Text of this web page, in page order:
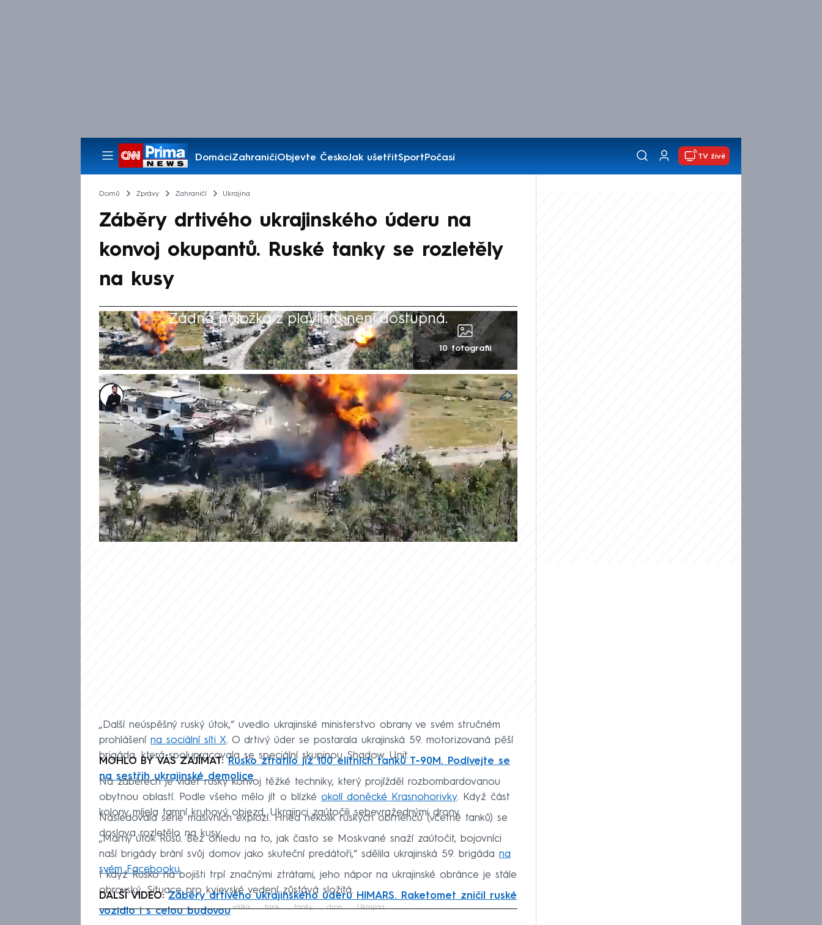
DomácíZahraničíObjevte ČeskoJak ušetřitSportPočasí
Pořady
TV živě
Domů Zprávy Zahraničí Ukrajina
Záběry drtivého ukrajinského úderu na
konvoj okupantů. Ruské tanky se rozletěly
na kusy
Žádná položka z playlistu není dostupná.
10 fotografií
Marek Veselý
31. čvc 2024, 06:03
Ukrajinská 59. motorizovaná pěší brigáda ve spolupráci se speciální
dronovou jednotkou rozdrtila ruský konvoj těžké techniky, který
projížděl doněckou Krasnohorivkou. Hned několik tanků okupantů se
rozletělo na kusy. Bližší okolnosti zveřejněných záběrů je v průběhu
ruské agrese složité nezávisle ověřit.
„Další neúspěšný ruský útok,“ uvedlo ukrajinské ministerstvo obrany ve svém stručném
prohlášení na sociální síti X. O drtivý úder se postarala ukrajinská 59. motorizovaná pěší
brigáda, která spolupracovala se speciální skupinou Shadow Unit.
MOHLO BY VÁS ZAJÍMAT:Rusko ztratilo již 100 elitních tanků T-90M. Podívejte se
na sestřih ukrajinské demolice
Na záběrech je vidět ruský konvoj těžké techniky, který projížděl rozbombardovanou
obytnou oblastí. Podle všeho mělo jít o blízké okolí doněcké Krasnohorivky. Když část
kolony míjela tamní kruhový objezd, Ukrajinci zaútočili sebevražednými drony.
Následovala série masivních explozí. Hned několik ruských obrněnců (včetně tanků) se
doslova rozletělo na kusy.
„Marný útok Rusů. Bez ohledu na to, jak často se Moskvané snaží zaútočit, bojovníci
naší brigády brání svůj domov jako skuteční predátoři,“ sdělila ukrajinská 59. brigáda na
svém Facebooku.
I když Rusko na bojišti trpí značnými ztrátami, jeho nápor na ukrajinské obránce je stále
obrovský. Situace pro kyjevské vedení zůstává složitá.
DALŠÍ VIDEO:Záběry drtivého ukrajinského úderu HIMARS. Raketomet zničil ruské
vozidlo i s celou budovou válka tank tanky dron Ukrajina